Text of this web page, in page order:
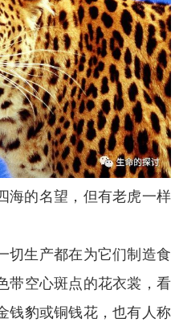
海的名望，但有老虎一样
切生产都在为它们制造食
带空心斑点的花衣裳，看
钱豹或铜钱花，也有人称